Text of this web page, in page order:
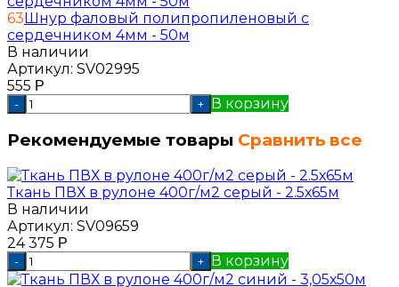
63Шнур фаловый полипропиленовый с
сердечником 4мм - 50м
В наличии
Артикул: SV02995
555 Р
- + В корзину
Рекомендуемые товары Сравнить все
Ткань ПВХ в рулоне 400г/м2 серый - 2.5х65м
В наличии
Артикул: SV09659
24 375 Р
- + В корзину